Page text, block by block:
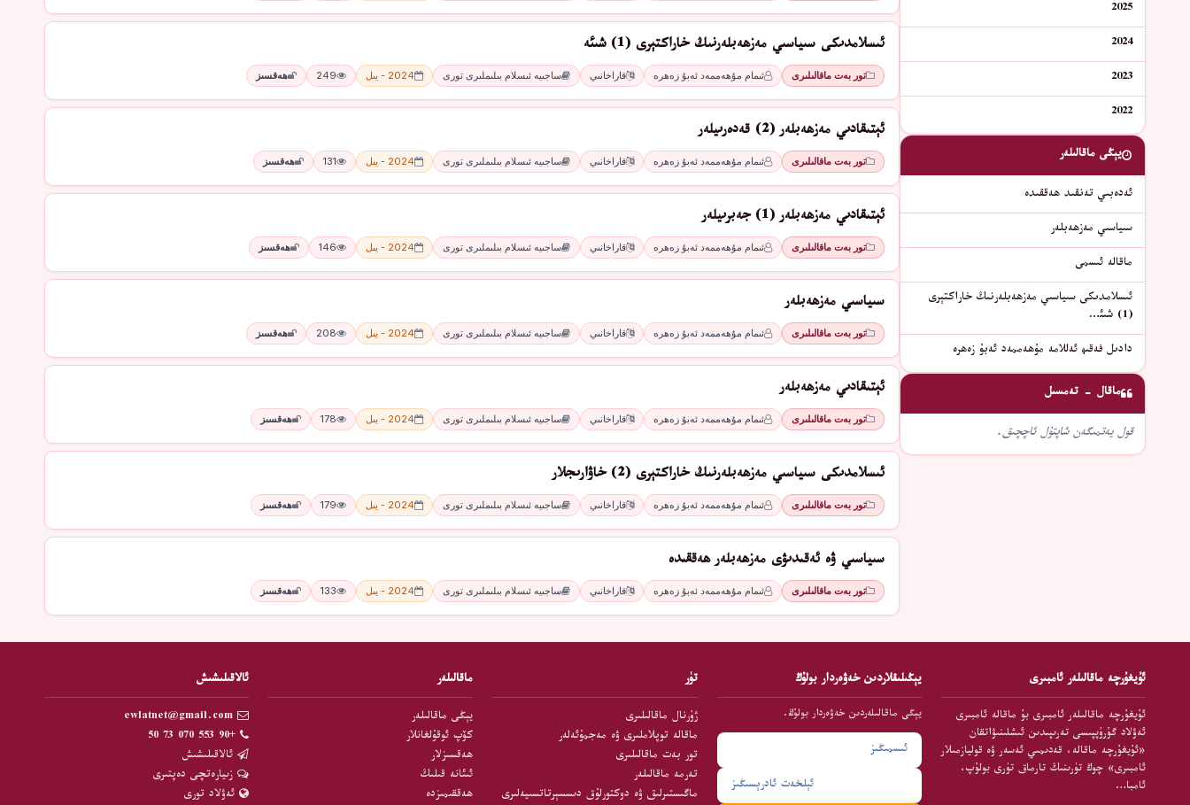
ئىسلامدىكى سىياسىي مەزھەبلەرنىڭ خاراكتېرى (1) شىئە
تور بەت ماقالىلىرى ئىمام مۇھەممەد ئەبۇ زەھرە قاراخانىي ساجىيە ئىسلام بىلىملىرى تورى 2024 - يىل 249 ھەقسىز
ئېتىقادىي مەزھەبلەر (2) قەدەرىيلەر
تور بەت ماقالىلىرى ئىمام مۇھەممەد ئەبۇ زەھرە قاراخانىي ساجىيە ئىسلام بىلىملىرى تورى 2024 - يىل 131 ھەقسىز
ئېتىقادىي مەزھەبلەر (1) جەبرىيلەر
تور بەت ماقالىلىرى ئىمام مۇھەممەد ئەبۇ زەھرە قاراخانىي ساجىيە ئىسلام بىلىملىرى تورى 2024 - يىل 146 ھەقسىز
سىياسىي مەزھەبلەر
تور بەت ماقالىلىرى ئىمام مۇھەممەد ئەبۇ زەھرە قاراخانىي ساجىيە ئىسلام بىلىملىرى تورى 2024 - يىل 208 ھەقسىز
ئېتىقادىي مەزھەبلەر
تور بەت ماقالىلىرى ئىمام مۇھەممەد ئەبۇ زەھرە قاراخانىي ساجىيە ئىسلام بىلىملىرى تورى 2024 - يىل 178 ھەقسىز
ئىسلامدىكى سىياسىي مەزھەبلەرنىڭ خاراكتېرى (2) خاۋارىجلار
تور بەت ماقالىلىرى ئىمام مۇھەممەد ئەبۇ زەھرە قاراخانىي ساجىيە ئىسلام بىلىملىرى تورى 2024 - يىل 179 ھەقسىز
سىياسىي ۋە ئەقىدىۋى مەزھەبلەر ھەققىدە
تور بەت ماقالىلىرى ئىمام مۇھەممەد ئەبۇ زەھرە قاراخانىي ساجىيە ئىسلام بىلىملىرى تورى 2024 - يىل 133 ھەقسىز
2025
2024
2023
2022
يېڭى ماقالىلەر
ئەدەبىي تەنقىد ھەققىدە
سىياسىي مەزھەبلەر
ماقالە ئىسمى
ئىسلامدىكى سىياسىي مەزھەبلەرنىڭ خاراكتېرى
(1) شىئ…
دادىل فەقىھ ئەللامە مۇھەممەد ئەبۇ زەھرە
ماقال - تەمسىل
قول يەتمىگەن شاپتۇل ئاچچىق.
ئۇيغۇرچە ماقالىلەر ئامبىرى
ئۇيغۇرچە ماقالىلەر ئامبىرى بۇ ماقالە ئامبىرى
ئەۋلاد گۇرۇپپىسى تەرىپىدىن ئىشلىنىۋاتقان
«ئۇيغۇرچە ماقالە، قەدىمىي ئەسەر ۋە قوليازمىلار
ئامبىرى» چوڭ تۈرىنىڭ تارماق تۈرى بولۇپ،
ئامبا…
يېڭىلىقلاردىن خەۋەردار بولۇڭ
يېڭى ماقالىلەردىن خەۋەردار بولۇڭ.
تۈر
ژۇرنال ماقالىلىرى
ماقالە توپلاملىرى ۋە مەجمۇئەلەر
تور بەت ماقالىلىرى
تەرمە ماقالىلەر
ماگىستىرلىق ۋە دوكتورلۇق دىسسېرتاتسىيەلىرى
ماقالىلەر
يېڭى ماقالىلەر
كۆپ ئوقۇلغانلار
ھەقسىزلار
ئىئانە قىلىڭ
ھەققىمىزدە
ئالاقىلىشىش
ewlatnet@gmail.com
+90 553 070 73 50
ئالاقىلىشىش
زىيارەتچى دەپتىرى
ئەۋلاد تورى